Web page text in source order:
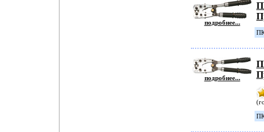
подробнее...
подробнее...